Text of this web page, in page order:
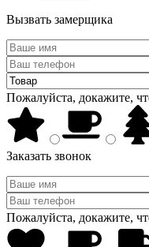
Вызвать замерщика
Пожалуйста, докажите,
Заказать звонок
Пожалуйста, докажите,